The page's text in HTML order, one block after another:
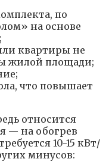
по
на основе
квартиры не
жилой площади;
что повышает
относится
— на обогрев
10-15 кВт/
минусов: